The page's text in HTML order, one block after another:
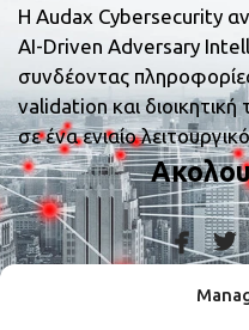
Η Audax Cybersecurity
AI-Driven Adversary
συνδέοντας
validation και
σε ένα ενιαίο